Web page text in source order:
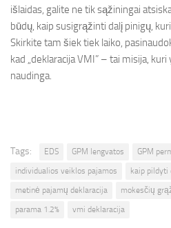
išlaidas, galite ne tik sąžiningai
būdų, kaip susigrąžinti dalį pinigų,
Skirkite tam šiek tiek laiko,
kad „deklaracija VMI” – tai misija,
naudinga.
Tags: EDS GPM lengvatos
GPM
individualios veiklos pajamos
kaip pildyti
metinė pajamų deklaracija
mokesčių
parama 1.2%
vmi deklaracija